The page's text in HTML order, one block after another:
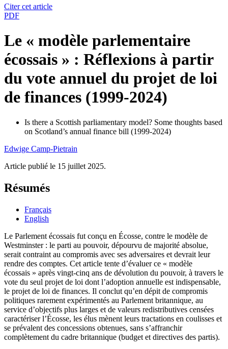
Citer cet article
PDF
Le « modèle parlementaire
écossais » : Réflexions à partir
du vote annuel du projet de loi
de finances (1999-2024)
Is there a Scottish parliamentary model? Some thoughts based
on Scotland’s annual finance bill (1999-2024)
Edwige Camp-Pietrain
Article publié le 15 juillet 2025.
Résumés
Français
English
Le Parlement écossais fut conçu en Écosse, contre le modèle de
Westminster : le parti au pouvoir, dépourvu de majorité absolue,
serait contraint au compromis avec ses adversaires et devrait leur
rendre des comptes. Cet article tente d’évaluer ce « modèle
écossais » après vingt-cinq ans de dévolution du pouvoir, à travers le
vote du seul projet de loi dont l’adoption annuelle est indispensable,
le projet de loi de finances. Il conclut qu’en dépit de compromis
politiques rarement expérimentés au Parlement britannique, au
service d’objectifs plus larges et de valeurs redistributives censées
caractériser l’Écosse, les élus mènent leurs tractations en coulisses et
se prévalent des concessions obtenues, sans s’affranchir
complètement du cadre britannique (budget et directives des partis).